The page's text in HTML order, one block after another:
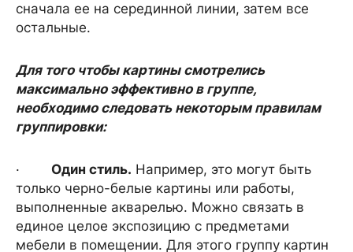
сначала ее на серединной линии, затем все
остальные.
Для того чтобы картины смотрелись
максимально эффективно в группе,
необходимо следовать некоторым правилам
группировки:
· Один стиль. Например, это могут быть
только черно-белые картины или работы,
выполненные акварелью. Можно связать в
единое целое экспозицию с предметами
мебели в помещении. Для этого группу картин